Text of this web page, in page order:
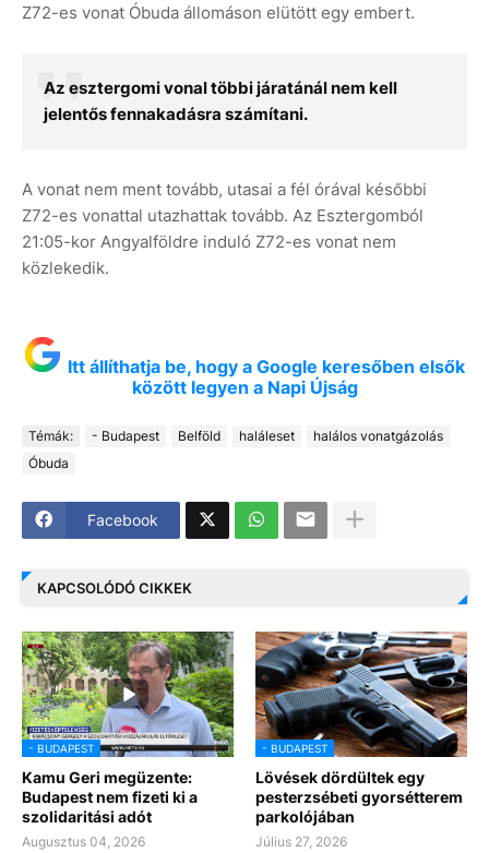
Z72-es vonat Óbuda állomáson elütött egy embert.
Az esztergomi vonal többi járatánál nem kell
jelentős fennakadásra számítani.
A vonat nem ment tovább, utasai a fél órával későbbi
Z72-es vonattal utazhattak tovább. Az Esztergomból
21:05-kor Angyalföldre induló Z72-es vonat nem
közlekedik.
Itt állíthatja be, hogy a Google keresőben elsők
között legyen a Napi Újság
Témák: - Budapest Belföld haláleset
halálos vonatgázolás
Óbuda
Facebook
KAPCSOLÓDÓ CIKKEK
- BUDAPEST
Kamu Geri megüzente:
Budapest nem fizeti ki a
szolidaritási adót
Augusztus 04, 2026
- BUDAPEST
Lövések dördültek egy
pesterzsébeti gyorsétterem
parkolójában
Július 27, 2026